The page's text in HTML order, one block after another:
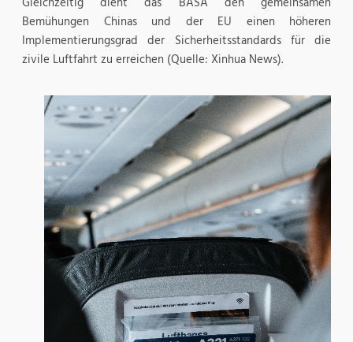
Bemühungen Chinas und der EU einen höheren
Implementierungsgrad der Sicherheitsstandards für die
zivile Luftfahrt zu erreichen (Quelle: Xinhua News).